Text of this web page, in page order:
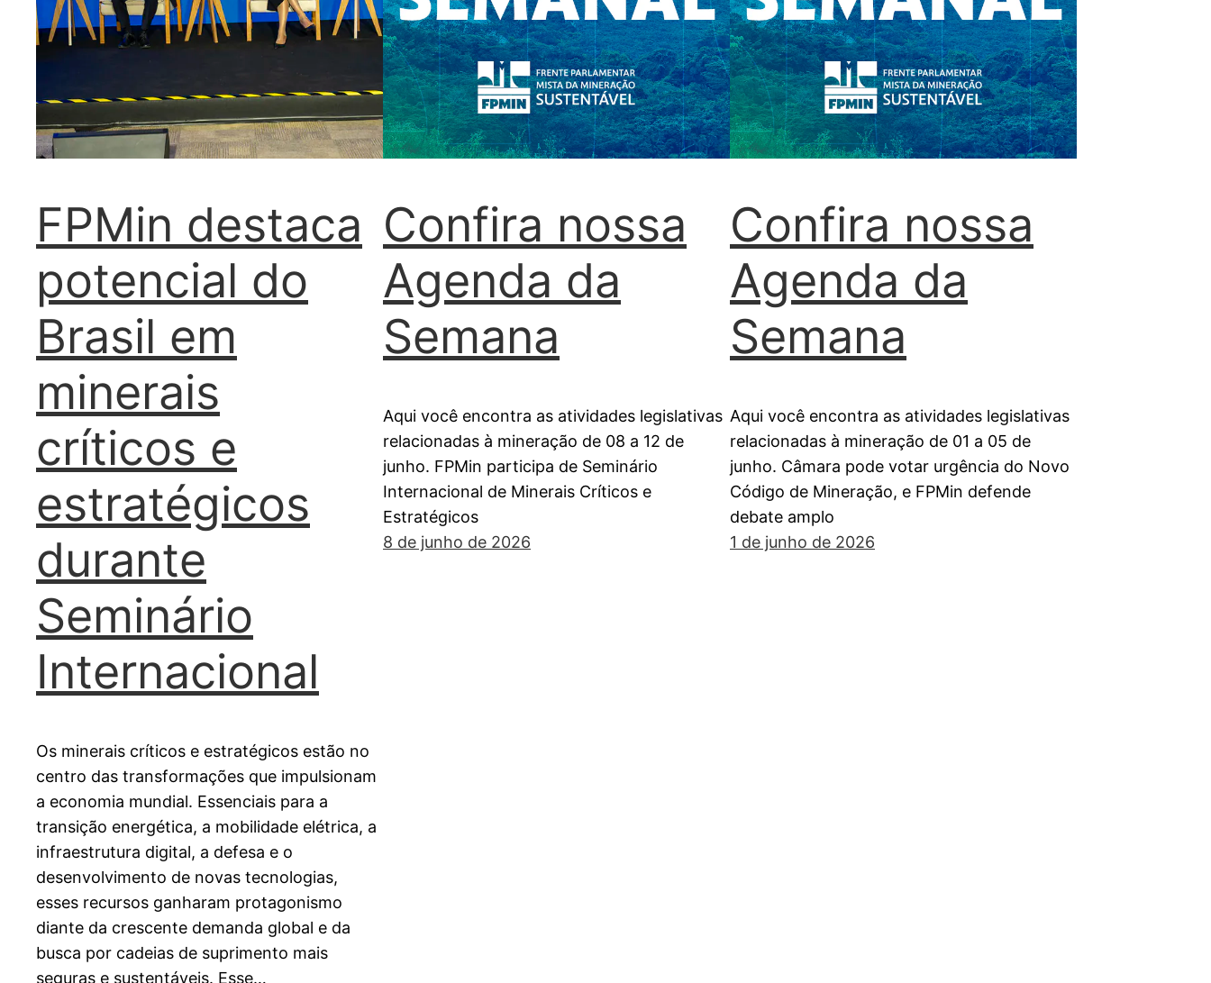
FPMin destaca
potencial do
Brasil em
minerais
críticos e
estratégicos
durante
Seminário
Internacional
Os minerais críticos e estratégicos estão no
centro das transformações que impulsionam
a economia mundial. Essenciais para a
transição energética, a mobilidade elétrica, a
infraestrutura digital, a defesa e o
desenvolvimento de novas tecnologias,
esses recursos ganharam protagonismo
diante da crescente demanda global e da
busca por cadeias de suprimento mais
seguras e sustentáveis. Esse…
Confira nossa
Agenda da
Semana
Aqui você encontra as atividades legislativas
relacionadas à mineração de 08 a 12 de
junho. FPMin participa de Seminário
Internacional de Minerais Críticos e
Estratégicos
8 de junho de 2026
Confira nossa
Agenda da
Semana
Aqui você encontra as atividades legislativas
relacionadas à mineração de 01 a 05 de
junho. Câmara pode votar urgência do Novo
Código de Mineração, e FPMin defende
debate amplo
1 de junho de 2026